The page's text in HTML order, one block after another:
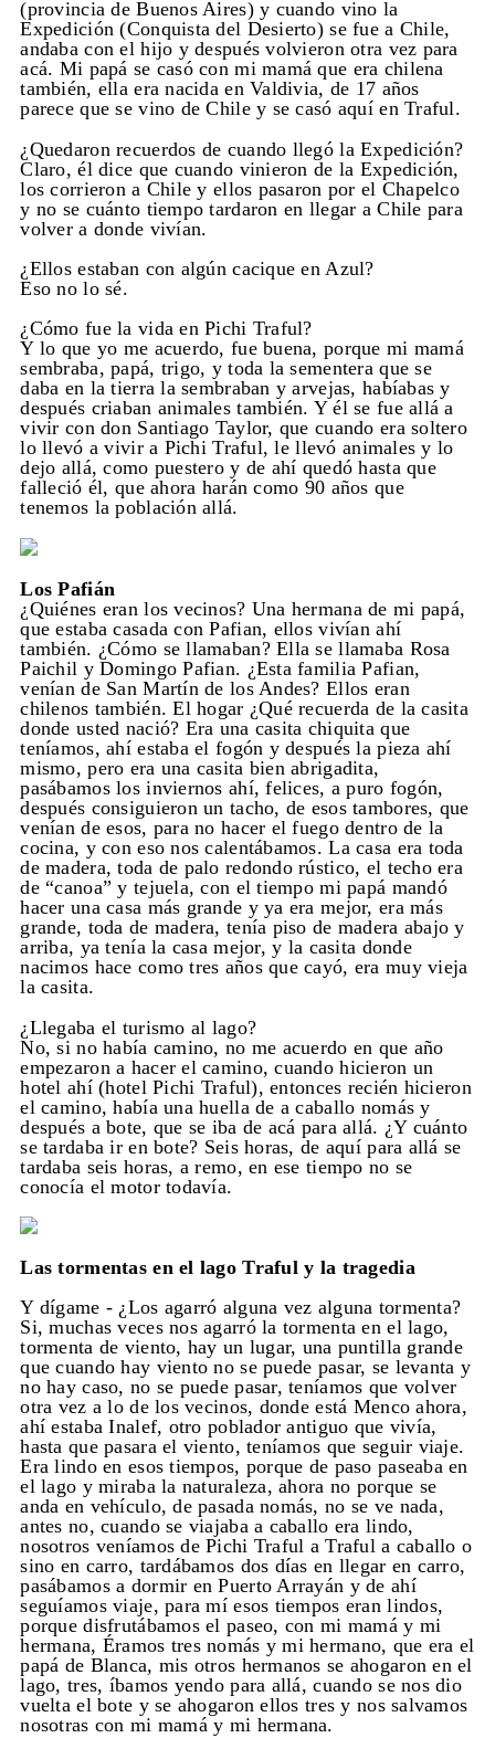
(provincia de Buenos Aires) y cuando vino la
Expedición (Conquista del Desierto) se fue a Chile,
andaba con el hijo y después volvieron otra vez para
acá. Mi papá se casó con mi mamá que era chilena
también, ella era nacida en Valdivia, de 17 años
parece que se vino de Chile y se casó aquí en Traful.
¿Quedaron recuerdos de cuando llegó la Expedición?
Claro, él dice que cuando vinieron de la Expedición,
los corrieron a Chile y ellos pasaron por el Chapelco
y no se cuánto tiempo tardaron en llegar a Chile para
volver a donde vivían.
¿Ellos estaban con algún cacique en Azul?
Eso no lo sé.
¿Cómo fue la vida en Pichi Traful?
Y lo que yo me acuerdo, fue buena, porque mi mamá
sembraba, papá, trigo, y toda la sementera que se
daba en la tierra la sembraban y arvejas, habíabas y
después criaban animales también. Y él se fue allá a
vivir con don Santiago Taylor, que cuando era soltero
lo llevó a vivir a Pichi Traful, le llevó animales y lo
dejo allá, como puestero y de ahí quedó hasta que
falleció él, que ahora harán como 90 años que
tenemos la población allá.
Los Pafián
¿Quiénes eran los vecinos? Una hermana de mi papá,
que estaba casada con Pafian, ellos vivían ahí
también. ¿Cómo se llamaban? Ella se llamaba Rosa
Paichil y Domingo Pafian. ¿Esta familia Pafian,
venían de San Martín de los Andes? Ellos eran
chilenos también. El hogar ¿Qué recuerda de la casita
donde usted nació? Era una casita chiquita que
teníamos, ahí estaba el fogón y después la pieza ahí
mismo, pero era una casita bien abrigadita,
pasábamos los inviernos ahí, felices, a puro fogón,
después consiguieron un tacho, de esos tambores, que
venían de esos, para no hacer el fuego dentro de la
cocina, y con eso nos calentábamos. La casa era toda
de madera, toda de palo redondo rústico, el techo era
de “canoa” y tejuela, con el tiempo mi papá mandó
hacer una casa más grande y ya era mejor, era más
grande, toda de madera, tenía piso de madera abajo y
arriba, ya tenía la casa mejor, y la casita donde
nacimos hace como tres años que cayó, era muy vieja
la casita.
¿Llegaba el turismo al lago?
No, si no había camino, no me acuerdo en que año
empezaron a hacer el camino, cuando hicieron un
hotel ahí (hotel Pichi Traful), entonces recién hicieron
el camino, había una huella de a caballo nomás y
después a bote, que se iba de acá para allá. ¿Y cuánto
se tardaba ir en bote? Seis horas, de aquí para allá se
tardaba seis horas, a remo, en ese tiempo no se
conocía el motor todavía.
Las tormentas en el lago Traful y la tragedia
Y dígame - ¿Los agarró alguna vez alguna tormenta?
Si, muchas veces nos agarró la tormenta en el lago,
tormenta de viento, hay un lugar, una puntilla grande
que cuando hay viento no se puede pasar, se levanta y
no hay caso, no se puede pasar, teníamos que volver
otra vez a lo de los vecinos, donde está Menco ahora,
ahí estaba Inalef, otro poblador antiguo que vivía,
hasta que pasara el viento, teníamos que seguir viaje.
Era lindo en esos tiempos, porque de paso paseaba en
el lago y miraba la naturaleza, ahora no porque se
anda en vehículo, de pasada nomás, no se ve nada,
antes no, cuando se viajaba a caballo era lindo,
nosotros veníamos de Pichi Traful a Traful a caballo o
sino en carro, tardábamos dos días en llegar en carro,
pasábamos a dormir en Puerto Arrayán y de ahí
seguíamos viaje, para mí esos tiempos eran lindos,
porque disfrutábamos el paseo, con mi mamá y mi
hermana, Éramos tres nomás y mi hermano, que era el
papá de Blanca, mis otros hermanos se ahogaron en el
lago, tres, íbamos yendo para allá, cuando se nos dio
vuelta el bote y se ahogaron ellos tres y nos salvamos
nosotras con mi mamá y mi hermana.